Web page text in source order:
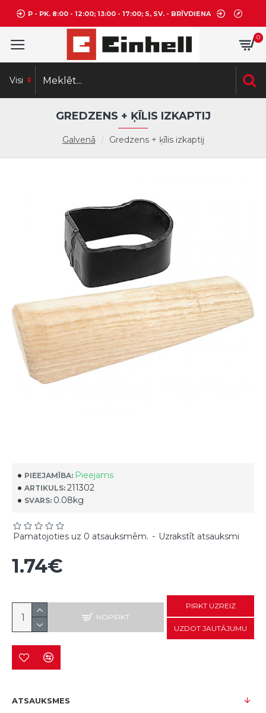
P - PK. 8:00 - 12:00; 13:00 - 17:00; S, SV. - BRĪVDIENA
0
Visi
Galvenā Gredzens + ķīlis izkaptij
GREDZENS + ĶĪLIS IZKAPTIJ
PIEEJAMĪBA: Pieejams
ARTIKULS: 211302
SVARS: 0.08kg
Pamatojoties uz 0 atsauksmēm. - Uzrakstīt atsauksmi
1.74€
NOPIRKT
PIRKT UZREIZ
UZDOT JAUTĀJUMU
ATSAUKSMES